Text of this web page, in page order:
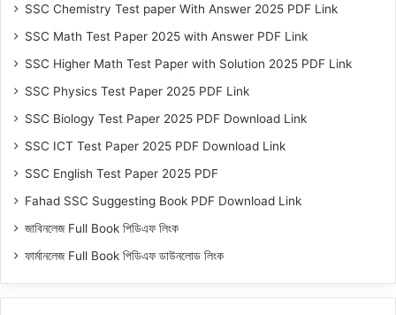
SSC Chemistry Test paper With Answer 2025 PDF Link
SSC Math Test Paper 2025 with Answer PDF Link
SSC Higher Math Test Paper with Solution 2025 PDF Link
SSC Physics Test Paper 2025 PDF Link
SSC Biology Test Paper 2025 PDF Download Link
SSC ICT Test Paper 2025 PDF Download Link
SSC English Test Paper 2025 PDF
Fahad SSC Suggesting Book PDF Download Link
জাবিনলেজ Full Book পিডিএফ লিংক
ফার্মানলেজ Full Book পিডিএফ ডাউনলোড লিংক